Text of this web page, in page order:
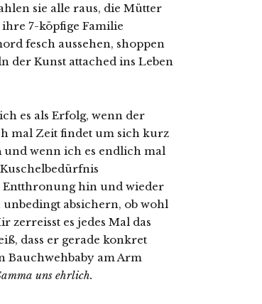
sie alle raus, die Mütter
7-köpfige Familie
fesch aussehen, shoppen
der Kunst attached ins Leben
es als Erfolg, wenn der
mal Zeit findet um sich kurz
und wenn ich es endlich mal
hin und wieder
absichern, ob wohl
es jedes Mal das
dass er gerade konkret
Bauchwehbaby am Arm
uns ehrlich.